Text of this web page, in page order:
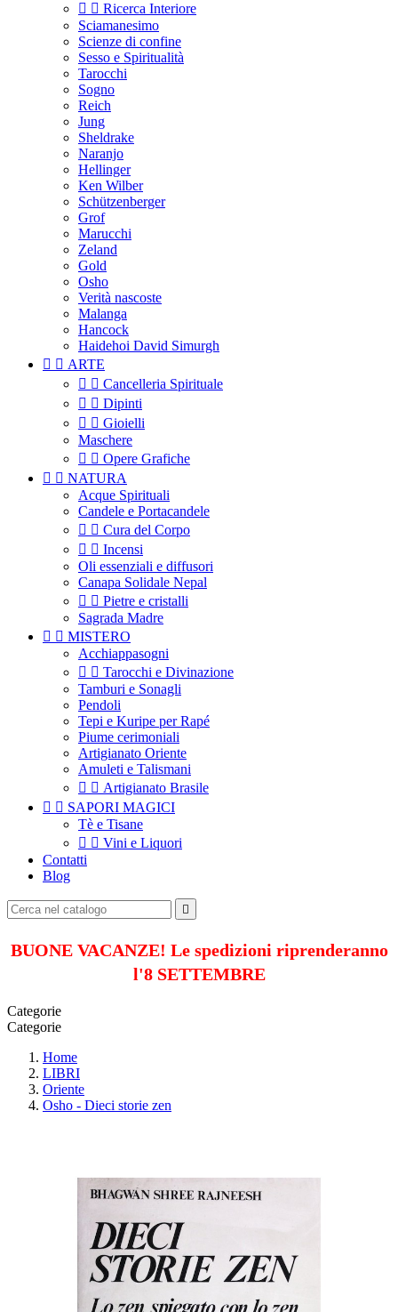
  Ricerca Interiore
Sciamanesimo
Scienze di confine
Sesso e Spiritualità
Tarocchi
Sogno
Reich
Jung
Sheldrake
Naranjo
Hellinger
Ken Wilber
Schützenberger
Grof
Marucchi
Zeland
Gold
Osho
Verità nascoste
Malanga
Hancock
Haidehoi David Simurgh
  ARTE
  Cancelleria Spirituale
  Dipinti
  Gioielli
Maschere
  Opere Grafiche
  NATURA
Acque Spirituali
Candele e Portacandele
  Cura del Corpo
  Incensi
Oli essenziali e diffusori
Canapa Solidale Nepal
  Pietre e cristalli
Sagrada Madre
  MISTERO
Acchiappasogni
  Tarocchi e Divinazione
Tamburi e Sonagli
Pendoli
Tepi e Kuripe per Rapé
Piume cerimoniali
Artigianato Oriente
Amuleti e Talismani
  Artigianato Brasile
  SAPORI MAGICI
Tè e Tisane
  Vini e Liquori
Contatti
Blog

BUONE VACANZE! Le spedizioni riprenderanno
l'8 SETTEMBRE
Categorie
Categorie
Home
LIBRI
Oriente
Osho - Dieci storie zen